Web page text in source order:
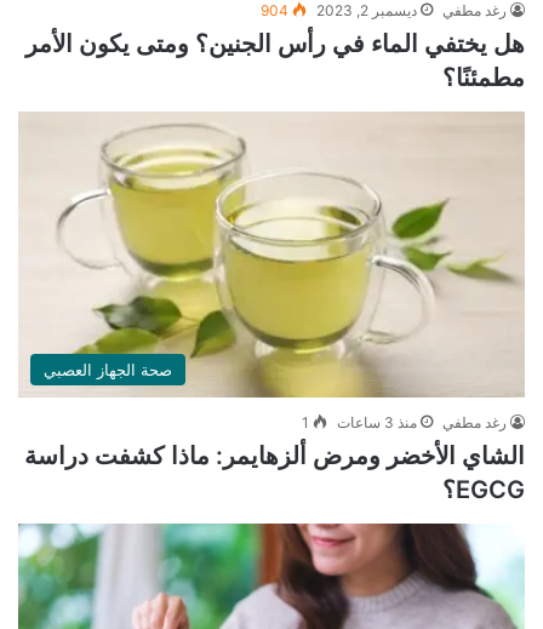
رغد مطفي ديسمبر 2, 2023 904
هل يختفي الماء في رأس الجنين؟ ومتى يكون الأمر
مطمئنًا؟
صحة الجهاز العصبي
رغد مطفي منذ 3 ساعات 1
الشاي الأخضر ومرض ألزهايمر: ماذا كشفت دراسة
EGCG؟